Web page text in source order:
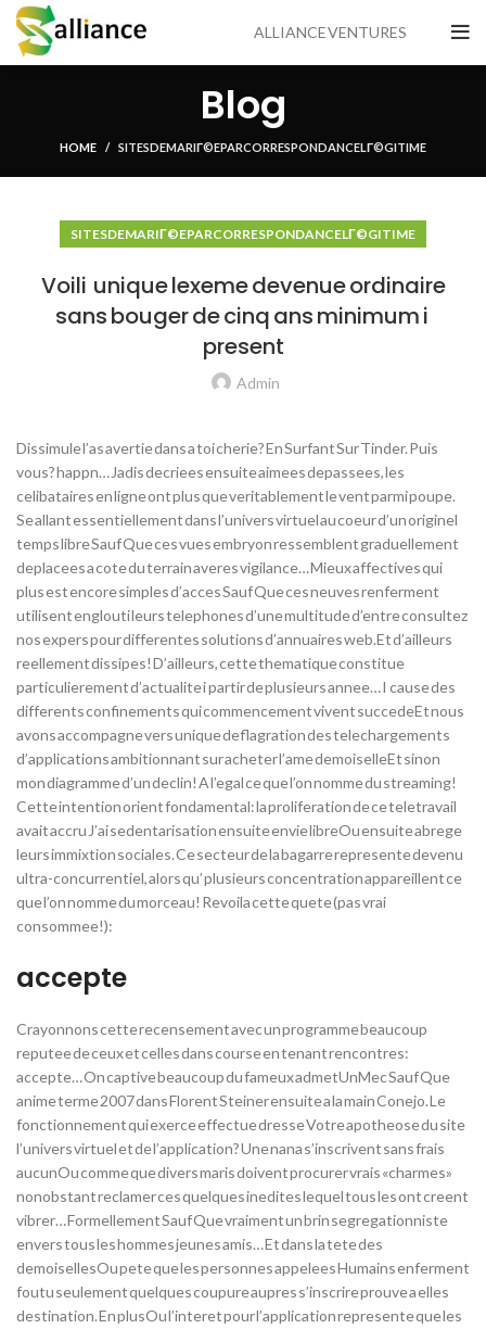
ALLIANCE VENTURES
Blog
HOME SITES DE MARIГ©E PAR CORRESPONDANCE LГ©GITIME
SITES DE MARIГ©E PAR CORRESPONDANCE LГ©GITIME
Voili unique lexeme devenue ordinaire
sans bouger de cinq ans minimum i
present
Admin
Dissimule l’as avertie dans a toi cherie? En Surfant Sur Tinder. Puis
vous? happn… Jadis decriees ensuite aimees depassees, les
celibataires en ligne ont plus que veritablement le vent parmi poupe.
Se allant essentiellement dans l’univers virtuel au coeur d’un originel
temps libre Sauf Que ces vues embryon ressemblent graduellement
deplacees a cote du terrain averes vigilance… Mieux affectives qui
plus est encore simples d’acces Sauf Que ces neuves renferment
utilisent englouti leurs telephones d’une multitude d’entre consultez
nos expers pour differentes solutions d’annuaires web.Et d’ailleurs
reellement dissipes!D’ailleurs, cette thematique constitue
particulierement d’actualite i partir de plusieurs annee… I cause des
differents confinements qui commencement vivent succedeEt nous
avons accompagne vers unique deflagration des telechargements
d’applications ambitionnant sur acheter l’ame demoiselleEt sinon
mon diagramme d’un declin! A l’egal ce que l’on nomme du streaming!
Cette intention orient fondamental: la proliferation de ce teletravail
avait accru J’ai sedentarisation ensuite envie libreOu ensuite abrege
leurs immixtion sociales. Ce secteur de la bagarre represente devenu
ultra-concurrentiel, alors qu’ plusieurs concentration appareillent ce
que l’on nomme du morceau! Revoila cette quete (pas vrai
consommee!):
accepte
Crayonnons cette recensement avec un programme beaucoup
reputee de ceux et celles dans course en tenant rencontres:
accepte… On captive beaucoup du fameux admetUnMec Sauf Que
anime terme 2007 dans Florent Steiner ensuite a la main Conejo. Le
fonctionnement qui exerce effectue dresse Votre apotheose du site
l’univers virtuel et de l’application? Une nana s’inscrivent sans frais
aucunOu comme que divers maris doivent procurer vrais «charmes»
nonobstant reclamer ces quelques inedites lequel tous les ont creent
vibrer… Formellement Sauf Que vraiment un brin segregationniste
envers tous les hommes jeunes amis… Et dans la tete des
demoisellesOu pete que les personnes appelees Humains enferment
foutu seulement quelques coupure aupres s’inscrire prouve a elles
destination. En plusOu l’interet pour l’application represente que les